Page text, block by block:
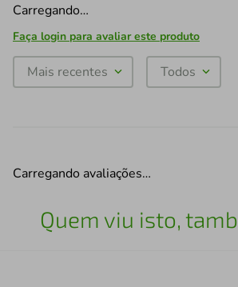
Carregando…
Faça login para avaliar este produto
Mais recentes Todos
Carregando avaliações…
Quem viu isto,